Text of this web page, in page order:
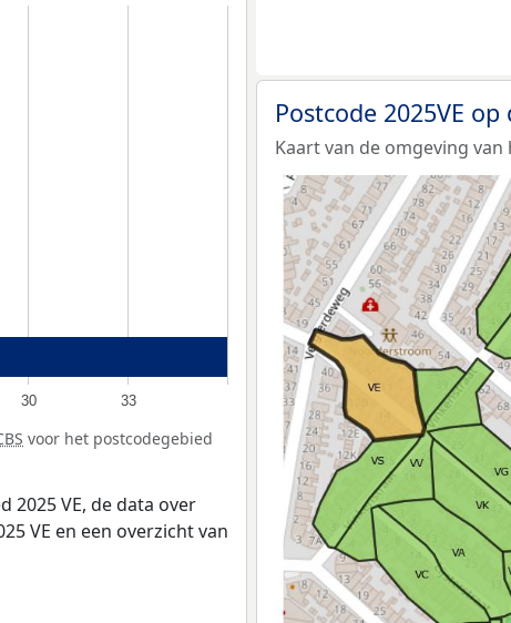
30 33
voor het postcodegebied
2025 VE, de data over
VE en een overzicht van
Postcode 2025VE
Kaart van de omgeving van